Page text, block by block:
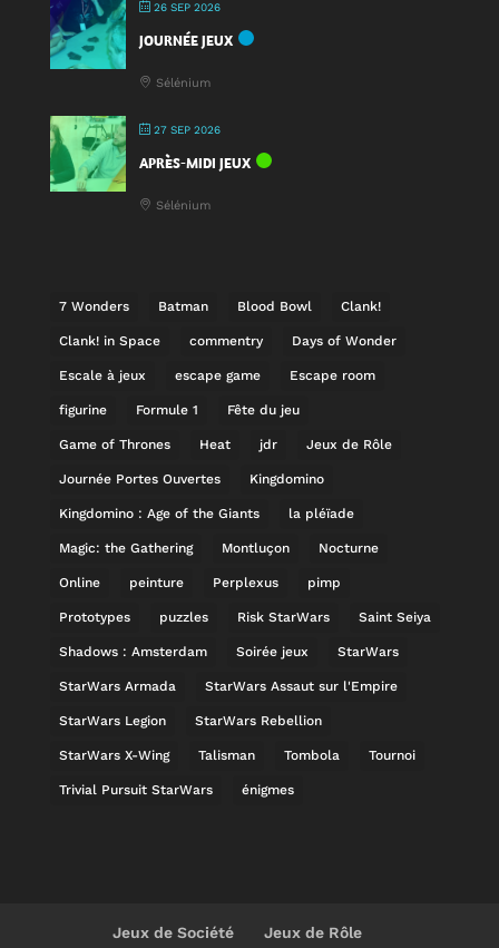
26 SEP 2026
JOURNÉE JEUX
Sélénium
27 SEP 2026
APRÈS-MIDI JEUX
Sélénium
7 Wonders Batman Blood Bowl Clank!
Clank! in Space commentry Days of Wonder
Escale à jeux escape game Escape room
figurine Formule 1 Fête du jeu
Game of Thrones Heat jdr Jeux de Rôle
Journée Portes Ouvertes Kingdomino
Kingdomino : Age of the Giants la pléïade
Magic: the Gathering Montluçon Nocturne
Online peinture Perplexus pimp
Prototypes puzzles Risk StarWars Saint Seiya
Shadows : Amsterdam Soirée jeux StarWars
StarWars Armada StarWars Assaut sur l'Empire
StarWars Legion StarWars Rebellion
StarWars X-Wing Talisman Tombola Tournoi
Trivial Pursuit StarWars énigmes
Jeux de Société Jeux de Rôle